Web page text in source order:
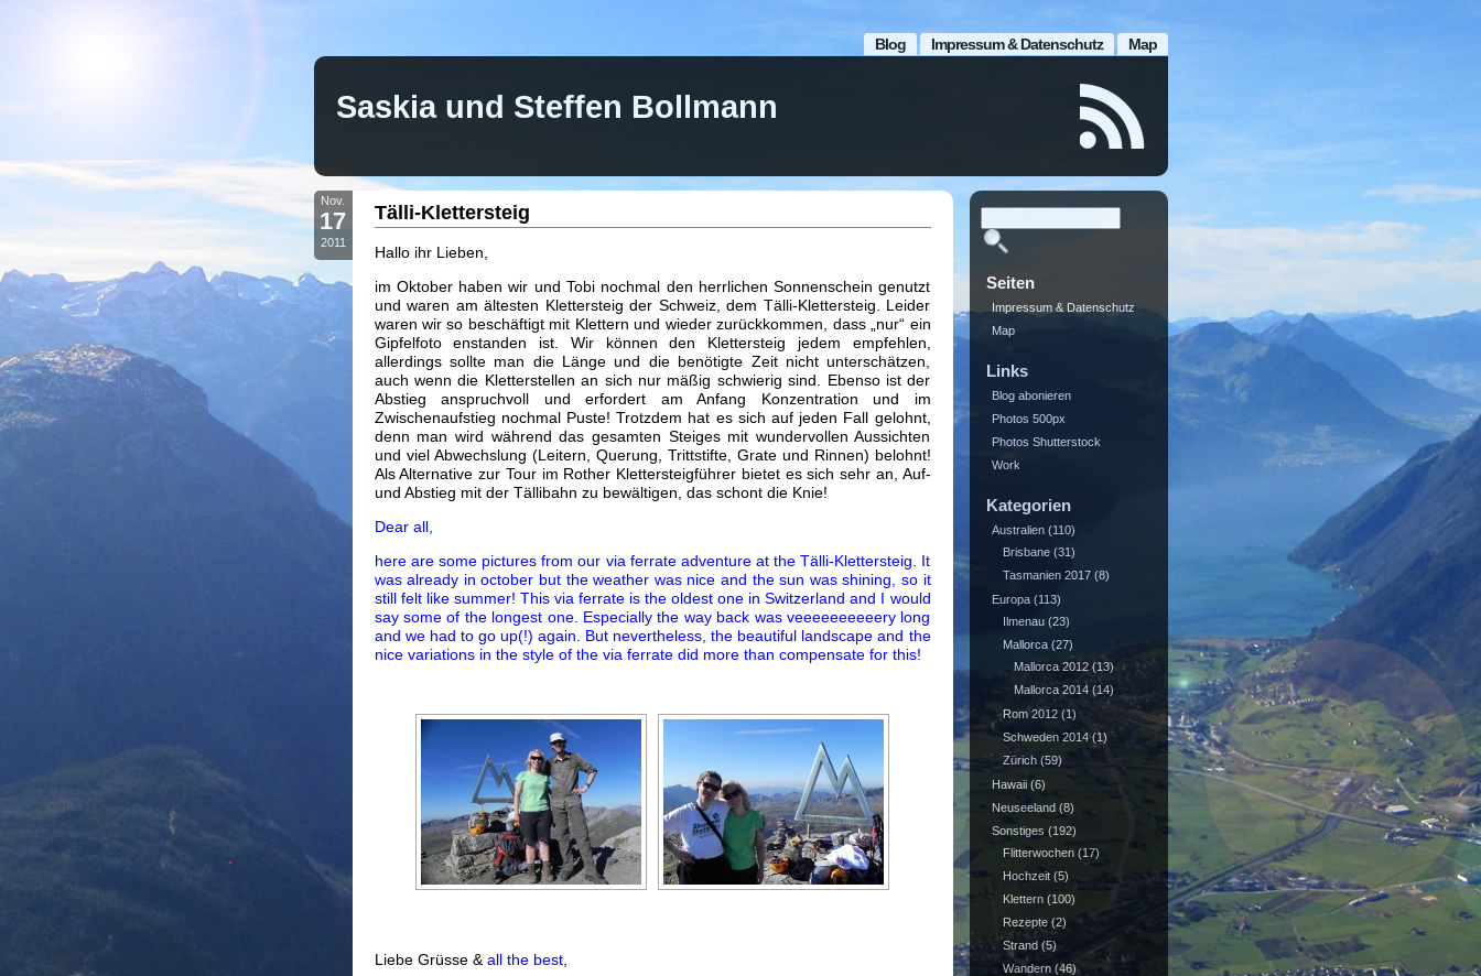
Map
Impressum & Datenschutz
Blog
Saskia und Steffen Bollmann
Nov.
17
2011
Tälli-Klettersteig
Hallo ihr Lieben,
im Oktober haben wir und Tobi nochmal den herrlichen Sonnenschein genutzt
und waren am ältesten Klettersteig der Schweiz, dem Tälli-Klettersteig. Leider
waren wir so beschäftigt mit Klettern und wieder zurückkommen, dass „nur“ ein
Gipfelfoto enstanden ist. Wir können den Klettersteig jedem empfehlen,
allerdings sollte man die Länge und die benötigte Zeit nicht unterschätzen,
auch wenn die Kletterstellen an sich nur mäßig schwierig sind. Ebenso ist der
Abstieg anspruchvoll und erfordert am Anfang Konzentration und im
Zwischenaufstieg nochmal Puste! Trotzdem hat es sich auf jeden Fall gelohnt,
denn man wird während das gesamten Steiges mit wundervollen Aussichten
und viel Abwechslung (Leitern, Querung, Trittstifte, Grate und Rinnen) belohnt!
Als Alternative zur Tour im Rother Klettersteigführer bietet es sich sehr an, Auf-
und Abstieg mit der Tällibahn zu bewältigen, das schont die Knie!
Dear all,
here are some pictures from our via ferrate adventure at the Tälli-Klettersteig. It
was already in october but the weather was nice and the sun was shining, so it
still felt like summer! This via ferrate is the oldest one in Switzerland and I would
say some of the longest one. Especially the way back was veeeeeeeeeery long
and we had to go up(!) again. But nevertheless, the beautiful landscape and the
nice variations in the style of the via ferrate did more than compensate for this!
Liebe Grüsse & all the best,
Seiten
Impressum & Datenschutz
Map
Links
Blog abonieren
Photos 500px
Photos Shutterstock
Work
Kategorien
Australien(110)
Brisbane(31)
Tasmanien 2017(8)
Europa(113)
Ilmenau(23)
Mallorca(27)
Mallorca 2012(13)
Mallorca 2014(14)
Rom 2012(1)
Schweden 2014(1)
Zürich(59)
Hawaii(6)
Neuseeland(8)
Sonstiges (192)
Flitterwochen(17)
Hochzeit(5)
Klettern(100)
Rezepte(2)
Strand(5)
Wandern(46)